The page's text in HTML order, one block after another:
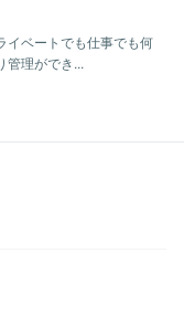
イベートでも仕事でも何
ができ...